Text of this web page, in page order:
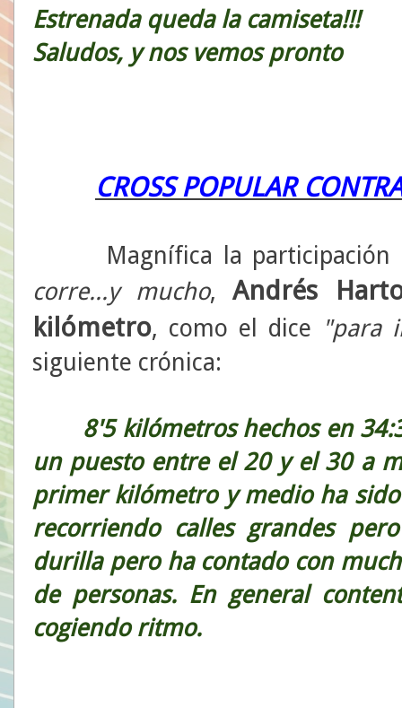
Estrenada queda la camiseta!!!
Saludos, y nos vemos pronto
CROSS POPULAR
Magnífica la participación
corre...y mucho,Andrés
kilómetro, como el dice "para
siguiente crónica:
8'5 kilómetros hechos en
un puesto entre el 20 y el 30 a
primer kilómetro y medio ha
recorriendo calles grandes
durilla pero ha contado con
de personas. En general
cogiendo ritmo.